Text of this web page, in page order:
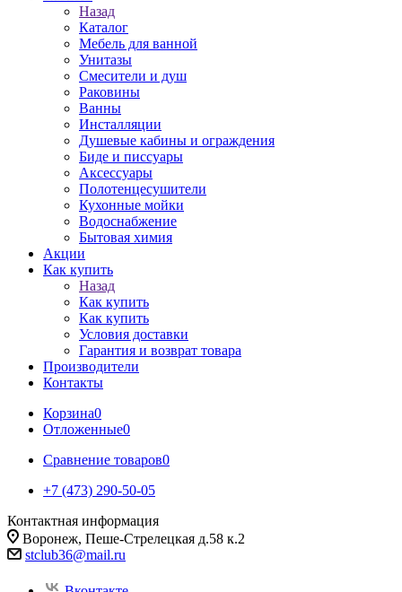
Назад
Каталог
Мебель для ванной
Унитазы
Смесители и душ
Раковины
Ванны
Инсталляции
Душевые кабины и ограждения
Биде и писсуары
Аксессуары
Полотенцесушители
Кухонные мойки
Водоснабжение
Бытовая химия
Акции
Как купить
Назад
Как купить
Как купить
Условия доставки
Гарантия и возврат товара
Производители
Контакты
Корзина0
Отложенные0
Сравнение товаров0
+7 (473) 290-50-05
Контактная информация
Воронеж, Пеше-Стрелецкая д.58 к.2
stclub36@mail.ru